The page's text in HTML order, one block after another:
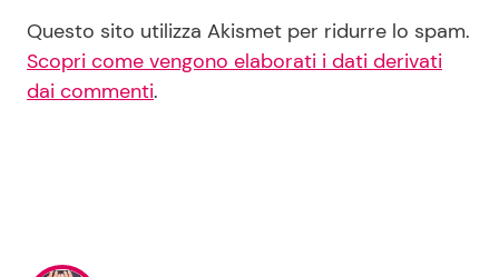
Questo sito utilizza Akismet per ridurre lo spam.
Scopri come vengono elaborati i dati derivati
dai commenti.